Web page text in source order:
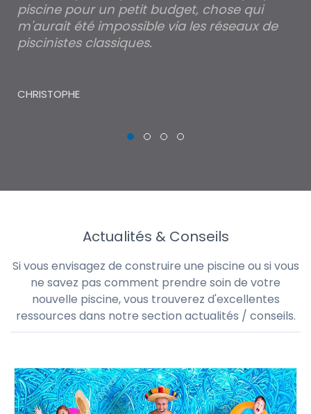
piscine pour un petit budget, chose qui
m'aurait été impossible via les réseaux de
piscinistes classiques.
CHRISTOPHE
Actualités & Conseils
Si vous envisagez de construire une piscine ou si vous
ne savez pas comment prendre soin de votre
nouvelle piscine, vous trouverez d'excellentes
ressources dans notre section actualités / conseils.